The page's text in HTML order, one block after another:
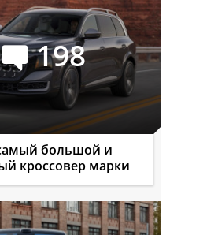
198
большой и
кроссовер марки